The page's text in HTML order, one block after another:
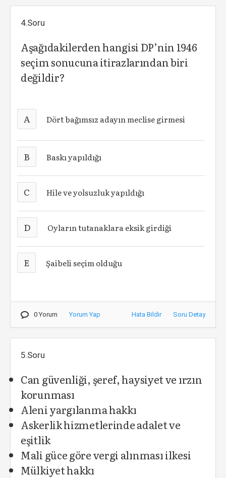
4.Soru
Aşağıdakilerden hangisi DP’nin 1946
seçim sonucuna itirazlarından biri
değildir?
A Dört bağımsız adayın meclise girmesi
B Baskı yapıldığı
C Hile ve yolsuzluk yapıldığı
D Oyların tutanaklara eksik girdiği
E Şaibeli seçim olduğu
0 Yorum Yorum Yap Hata Bildir Soru Detay
5.Soru
Can güvenliği, şeref, haysiyet ve ırzın
korunması
Aleni yargılanma hakkı
Askerlik hizmetlerinde adalet ve
eşitlik
Mali güce göre vergi alınması ilkesi
Mülkiyet hakkı